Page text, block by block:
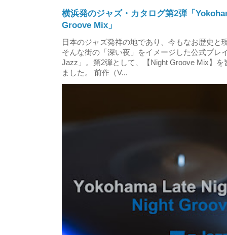
横浜発のジャズ・カタログ第2弾「
Groove Mix」
日本のジャズ発祥の地であり、今もなお歴史と
そんな街の「深い夜」をイメージした公式プレ
Jazz」。第2弾として、【Night Groove Mix】
ました。 前作（V...